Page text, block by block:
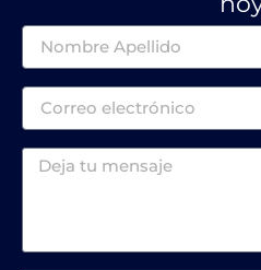
Nombre
Email
Mensaje